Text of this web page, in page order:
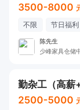
3500-8000
不限 节日福利
陈先生
少峰家具仓储
勤杂工（高薪
2500-5000